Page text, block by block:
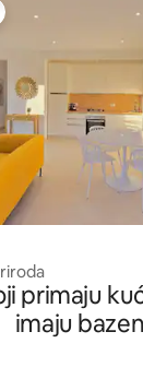
s oznakom
primaju
imaju bazen